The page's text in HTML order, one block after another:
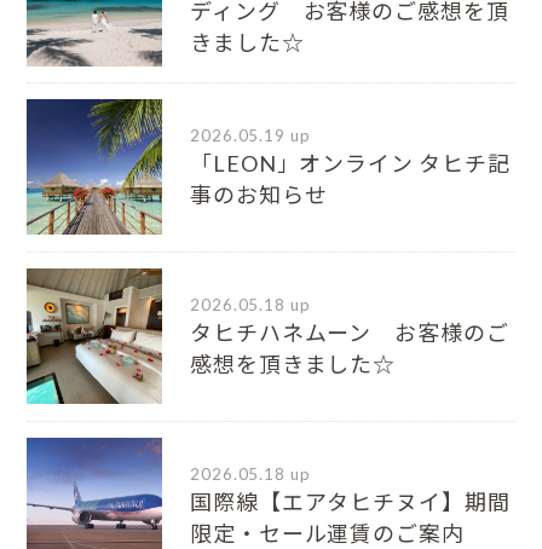
ディング お客様のご感想を頂
きました☆
2026.05.19 up
「LEON」オンライン タヒチ記
事のお知らせ
2026.05.18 up
タヒチハネムーン お客様のご
感想を頂きました☆
2026.05.18 up
国際線【エアタヒチヌイ】期間
限定・セール運賃のご案内